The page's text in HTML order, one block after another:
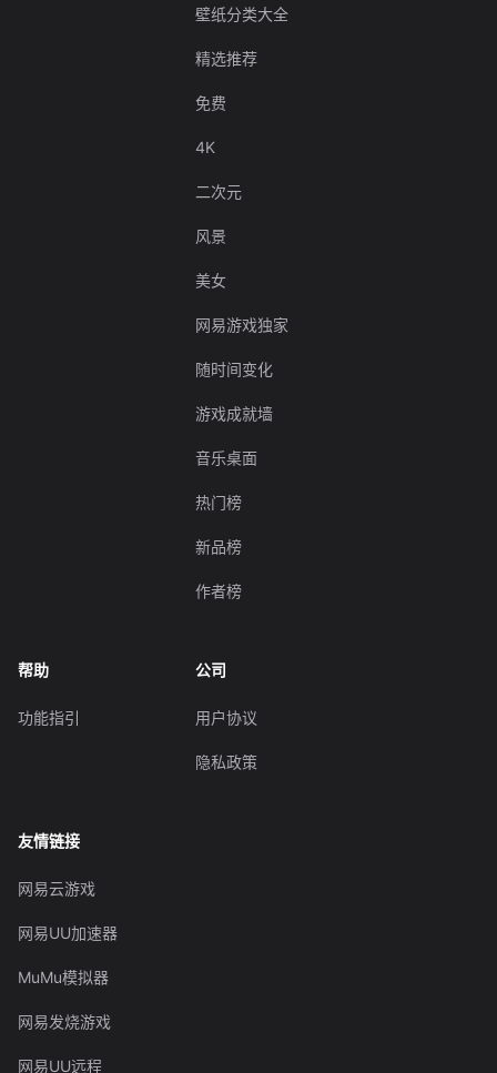
壁纸分类大全
精选推荐
免费
4K
二次元
风景
美女
网易游戏独家
随时间变化
游戏成就墙
音乐桌面
热门榜
新品榜
作者榜
帮助
功能指引
公司
用户协议
隐私政策
友情链接
网易云游戏
网易UU加速器
MuMu模拟器
网易发烧游戏
网易UU远程